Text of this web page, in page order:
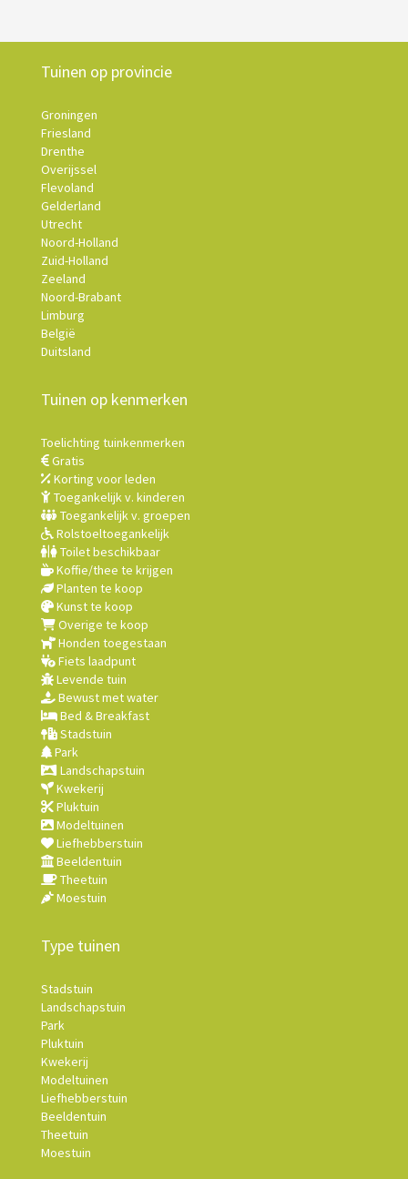
Tuinen op provincie
Groningen
Friesland
Drenthe
Overijssel
Flevoland
Gelderland
Utrecht
Noord-Holland
Zuid-Holland
Zeeland
Noord-Brabant
Limburg
België
Duitsland
Tuinen op kenmerken
Toelichting tuinkenmerken
Gratis
Korting voor leden
Toegankelijk v. kinderen
Toegankelijk v. groepen
Rolstoeltoegankelijk
Toilet beschikbaar
Koffie/thee te krijgen
Planten te koop
Kunst te koop
Overige te koop
Honden toegestaan
Fiets laadpunt
Levende tuin
Bewust met water
Bed & Breakfast
Stadstuin
Park
Landschapstuin
Kwekerij
Pluktuin
Modeltuinen
Liefhebberstuin
Beeldentuin
Theetuin
Moestuin
Type tuinen
Stadstuin
Landschapstuin
Park
Pluktuin
Kwekerij
Modeltuinen
Liefhebberstuin
Beeldentuin
Theetuin
Moestuin